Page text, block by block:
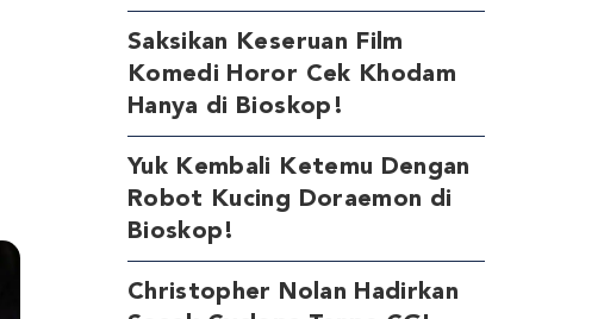
Saksikan Keseruan Film
Komedi Horor Cek Khodam
Hanya di Bioskop!
Yuk Kembali Ketemu Dengan
Robot Kucing Doraemon di
Bioskop!
Christopher Nolan Hadirkan